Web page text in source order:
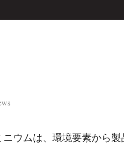
ニウムは、環境要素から